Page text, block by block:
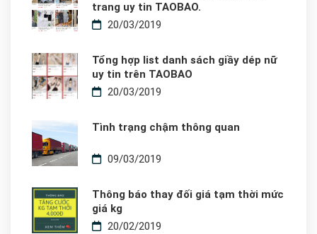
trang uy tin TAOBAO.
20/03/2019
Tổng hợp list danh sách giầy dép nữ
uy tin trên TAOBAO
20/03/2019
Tình trạng chậm thông quan
09/03/2019
Thông báo thay đối giá tạm thời mức
giá kg
20/02/2019